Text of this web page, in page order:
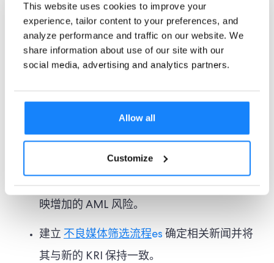
This website uses cookies to improve your
experience, tailor content to your preferences, and
analyze performance and traffic on our website. We
share information about use of our site with our
social media, advertising and analytics partners.
Allow all
Customize
法律风险，同时考虑到来自金融中心
行动特别工作组
为员工制定培训计划，以涵盖增强的反洗钱要
关的可疑活动。
在其内部程序和流程中重新评估现有的风险评
分方法和关键风险指标 (KRI)
映增加的 AML 风险。
建立 不良媒体筛选流程es 确定相关新闻并将
其与新的 KRI 保持一致。